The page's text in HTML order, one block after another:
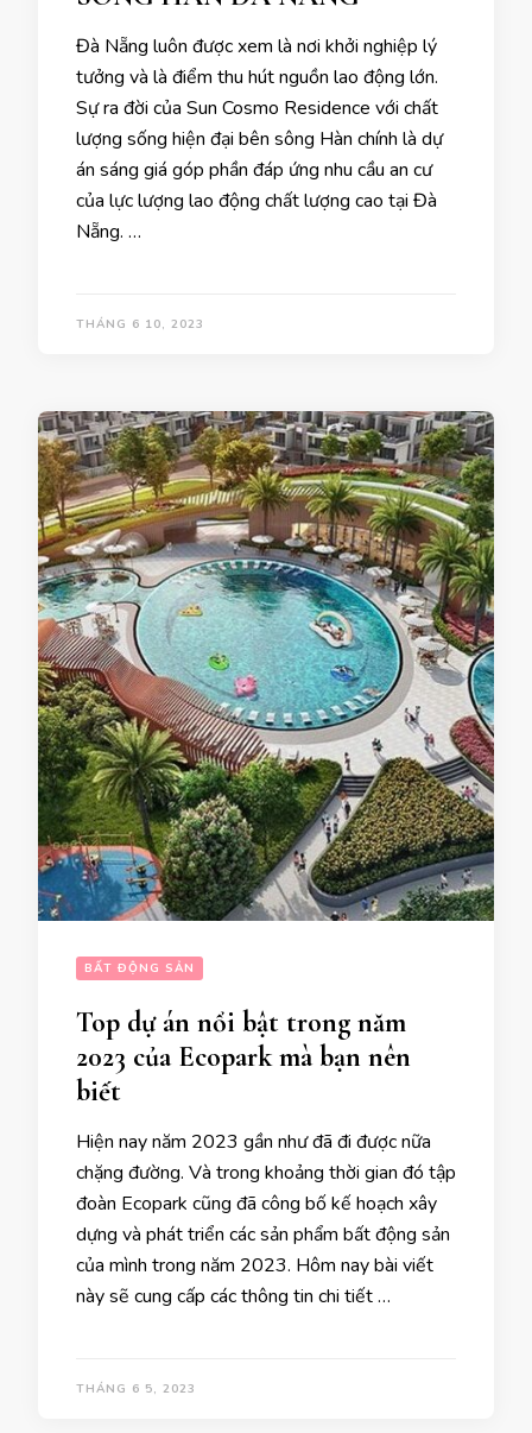
Đà Nẵng luôn được xem là nơi khởi nghiệp lý
tưởng và là điểm thu hút nguồn lao động lớn.
Sự ra đời của Sun Cosmo Residence với chất
lượng sống hiện đại bên sông Hàn chính là dự
án sáng giá góp phần đáp ứng nhu cầu an cư
của lực lượng lao động chất lượng cao tại Đà
Nẵng. …
THÁNG 6 10, 2023
BẤT ĐỘNG SẢN
Top dự án nổi bật trong năm
2023 của Ecopark mà bạn nên
biết
Hiện nay năm 2023 gần như đã đi được nữa
chặng đường. Và trong khoảng thời gian đó tập
đoàn Ecopark cũng đã công bố kế hoạch xây
dựng và phát triển các sản phẩm bất động sản
của mình trong năm 2023. Hôm nay bài viết
này sẽ cung cấp các thông tin chi tiết …
THÁNG 6 5, 2023